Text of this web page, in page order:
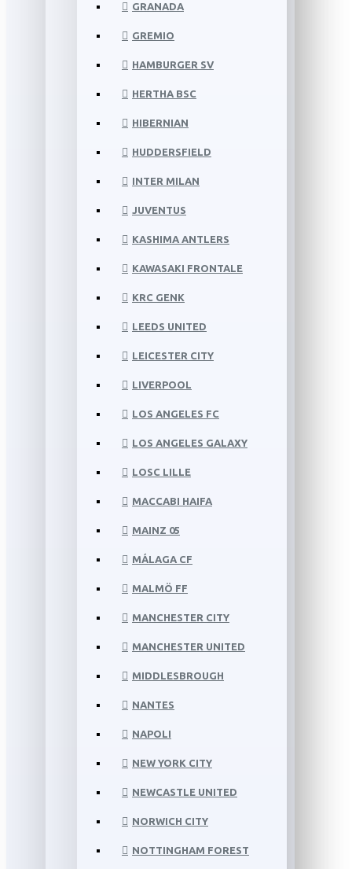
GRANADA
GREMIO
HAMBURGER SV
HERTHA BSC
HIBERNIAN
HUDDERSFIELD
INTER MILAN
JUVENTUS
KASHIMA ANTLERS
KAWASAKI FRONTALE
KRC GENK
LEEDS UNITED
LEICESTER CITY
LIVERPOOL
LOS ANGELES FC
LOS ANGELES GALAXY
LOSC LILLE
MACCABI HAIFA
MAINZ 05
MÁLAGA CF
MALMÖ FF
MANCHESTER CITY
MANCHESTER UNITED
MIDDLESBROUGH
NANTES
NAPOLI
NEW YORK CITY
NEWCASTLE UNITED
NORWICH CITY
NOTTINGHAM FOREST